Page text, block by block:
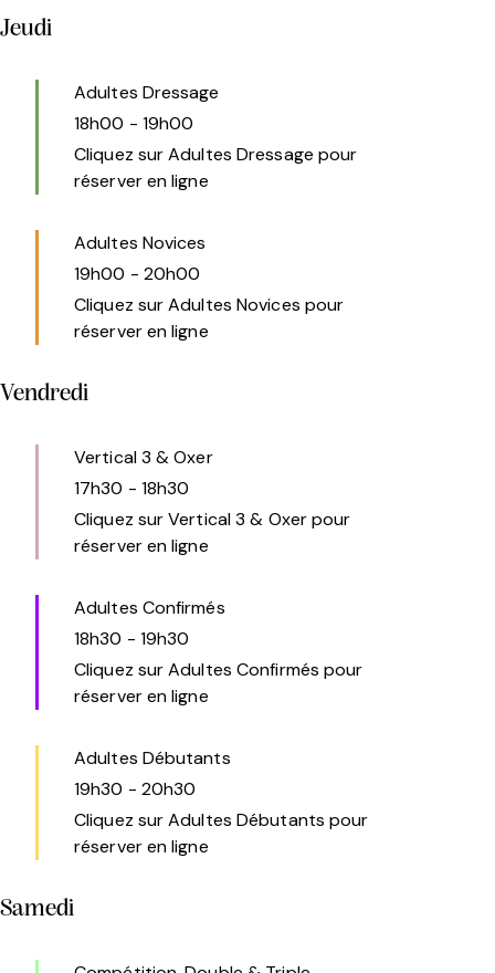
Jeudi
Adultes Dressage
18h00 - 19h00
Cliquez sur Adultes Dressage pour
réserver en ligne
Adultes Novices
19h00 - 20h00
Cliquez sur Adultes Novices pour
réserver en ligne
Vendredi
Vertical 3 & Oxer
17h30 - 18h30
Cliquez sur Vertical 3 & Oxer pour
réserver en ligne
Adultes Confirmés
18h30 - 19h30
Cliquez sur Adultes Confirmés pour
réserver en ligne
Adultes Débutants
19h30 - 20h30
Cliquez sur Adultes Débutants pour
réserver en ligne
Samedi